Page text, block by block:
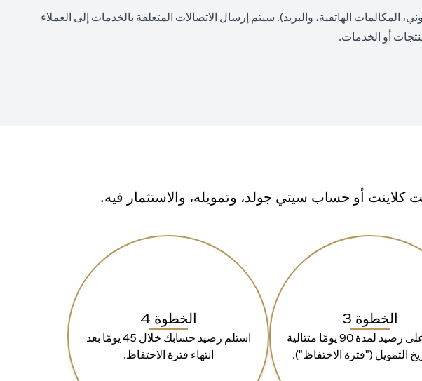
الهاتفية، والبريد). سيتم إرسال الاتصالات المتعلقة بالخدمات إلى العملاء
أو الخدمات.
أو حساب سيتي جولد، وتمويله، والاستثمار فيه.
الخطوة 3
حافظ على رصيد لمدة 90 يومًا متتالية
التمويل ("فترة الاحتفاظ").
الخطوة 4
استلم رصيد حسابك خلال 45 يومًا بعد
انتهاء فترة الاحتفاظ.